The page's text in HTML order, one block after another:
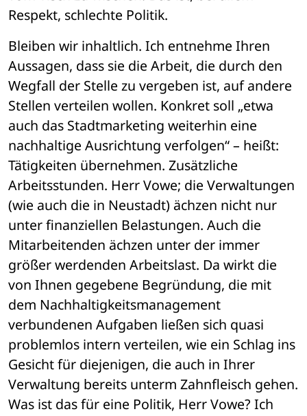
Respekt, schlechte Politik.
Bleiben wir inhaltlich. Ich entnehme Ihren
Aussagen, dass sie die Arbeit, die durch den
Wegfall der Stelle zu vergeben ist, auf andere
Stellen verteilen wollen. Konkret soll „etwa
auch das Stadtmarketing weiterhin eine
nachhaltige Ausrichtung verfolgen“ – heißt:
Tätigkeiten übernehmen. Zusätzliche
Arbeitsstunden. Herr Vowe; die Verwaltungen
(wie auch die in Neustadt) ächzen nicht nur
unter finanziellen Belastungen. Auch die
Mitarbeitenden ächzen unter der immer
größer werdenden Arbeitslast. Da wirkt die
von Ihnen gegebene Begründung, die mit
dem Nachhaltigkeitsmanagement
verbundenen Aufgaben ließen sich quasi
problemlos intern verteilen, wie ein Schlag ins
Gesicht für diejenigen, die auch in Ihrer
Verwaltung bereits unterm Zahnfleisch gehen.
Was ist das für eine Politik, Herr Vowe? Ich